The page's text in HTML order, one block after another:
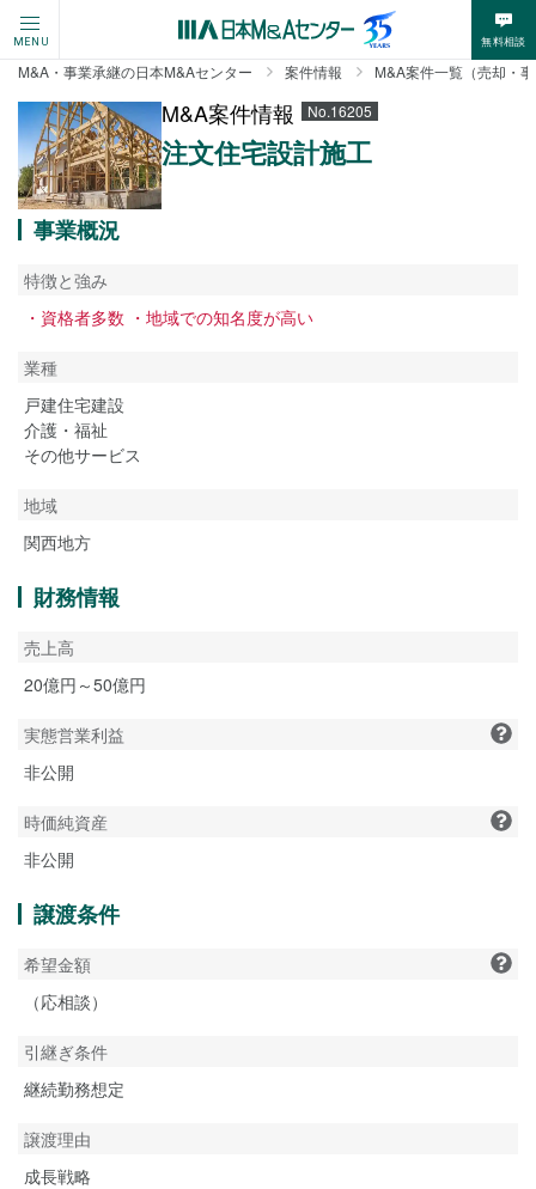
MENU 無料相談
M&A・事業承継の日本M&Aセンター 案件情報 M&A案件一覧（売却・
M&A案件情報 No.16205
注文住宅設計施工
事業概況
特徴と強み
・資格者多数 ・地域での知名度が高い
業種
戸建住宅建設
介護・福祉
その他サービス
地域
関西地方
財務情報
売上高
20億円～50億円
実態営業利益
非公開
時価純資産
非公開
譲渡条件
希望金額
（応相談）
引継ぎ条件
継続勤務想定
譲渡理由
成長戦略